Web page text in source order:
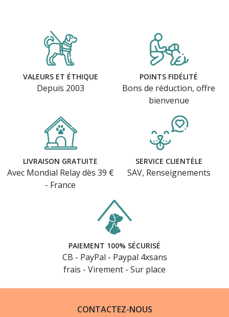
VALEURS ET ÉTHIQUE
Depuis 2003
POINTS FIDÉLITÉ
Bons de réduction, offre
bienvenue
LIVRAISON GRATUITE
Avec Mondial Relay dès 39 €
- France
SERVICE CLIENTÈLE
SAV, Renseignements
PAIEMENT 100% SÉCURISÉ
CB - PayPal - Paypal 4xsans
frais - Virement - Sur place
CONTACTEZ-NOUS